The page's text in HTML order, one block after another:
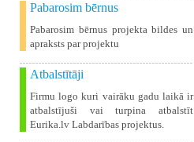
Pabarosim bērnus
Pabarosim bērnus projekta bildes un
apraksts par projektu
Atbalstītāji
Firmu logo kuri vairāku gadu laikā ir
atbalstījuši vai turpina atbalstīt
Eurika.lv Labdarības projektus.